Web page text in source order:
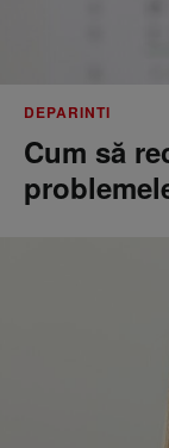
DEPARINTI
Cum să